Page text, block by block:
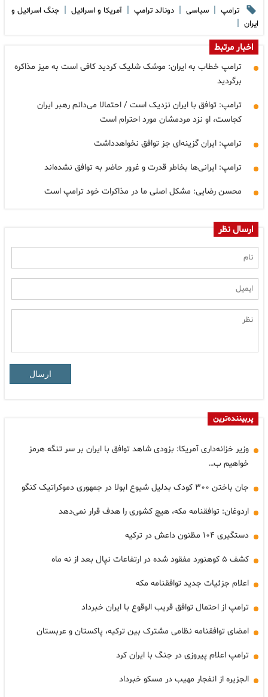
ترامپ | سیاسی | دونالد ترامپ | آمریکا و اسرائیل | جنگ اسرائیل و
ایران |
اخبار مرتبط
ترامپ خطاب به ایران: موشک شلیک کردید کافی است به میز مذاکره
برگردید
ترامپ: توافق با ایران نزدیک است / احتمالا می‌دانم رهبر ایران
کجاست، او نزد مردمشان مورد احترام است
ترامپ: ایران گزینه‌ای جز توافق نخواهدداشت
ترامپ: ایرانی‌ها بخاطر قدرت و غرور حاضر به توافق نشده‌اند
محسن رضایی: مشکل اصلی ما در مذاکرات خود ترامپ است
ارسال نظر
ارسال
پربیننده‌ترین
وزیر خزانه‌داری آمریکا: بزودی شاهد توافق با ایران بر سر تنگه هرمز
خواهیم ب…
جان باختن ۳۰۰ کودک بدلیل شیوع ابولا در جمهوری دموکراتیک کنگو
اردوغان: توافقنامه مکه، هیچ کشوری را هدف قرار نمی‌دهد
دستگیری ۱۰۴ مظنون داعش در ترکیه
کشف ۵ کوهنورد مفقود شده در ارتفاعات نپال بعد از نه ماه
اعلام جزئیات جدید توافقنامه مکه
ترامپ از احتمال توافق قریب الوقوع با ایران خبرداد
امضای توافقنامه نظامی مشترک بین ترکیه، پاکستان و عربستان
ترامپ اعلام پیروزی در جنگ با ایران کرد
الجزیره از انفجار مهیب در مسکو خبرداد